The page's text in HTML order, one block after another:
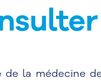
la médecine